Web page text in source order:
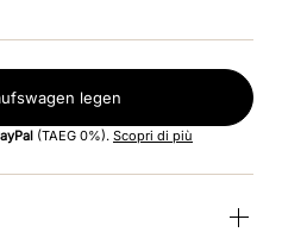
legen
(TAEG 0%). Scopri di più